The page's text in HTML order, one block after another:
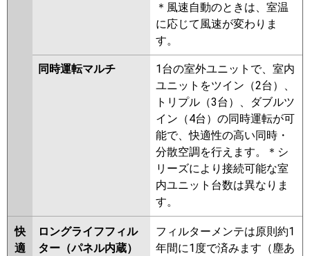
＊風速自動のときは、室温
に応じて風速が変わりま
す。
同時運転マルチ
1台の室外ユニットで、室内
ユニットをツイン（2台）、
トリプル（3台）、ダブルツ
イン（4台）の同時運転が可
能で、快適性の高い同時・
分散空調を行えます。＊シ
リーズにより接続可能な室
内ユニット台数は異なりま
す。
快
適
ロングライフフィル
ター（パネル内蔵）
フィルターメンテは原則約1
年間に1度で済みます（塵あ